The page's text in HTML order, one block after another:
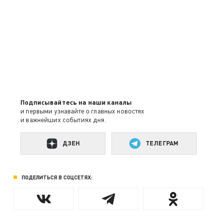
Подписывайтесь на наши каналы
и первыми узнавайте о главных новостях
и важнейших событиях дня.
ДЗЕН ТЕЛЕГРАМ
ПОДЕЛИТЬСЯ В СОЦСЕТЯХ: